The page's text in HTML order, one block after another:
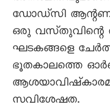
ഡോഡ്‌സി
ഒരു വസ്‌തുവിന്റെ
ഘടകങ്ങളെ
ഭൂതകാലത്തെ
സവിശേഷത.